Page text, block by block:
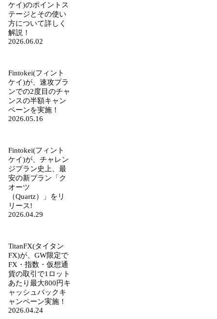
ケイ)のポイントス
テージとその使い
方について詳しく
解説！
2026.06.02
Fintokei(フィント
ケイ)が、速攻プラ
ンでの2度目のチャ
ンスの半額キャン
ペーンを実施！
2026.05.16
Fintokei(フィント
ケイ)が、チャレン
ジプラン史上、最
安の新プラン「ク
オーツ
（Quartz）」をリ
リース!
2026.04.29
TitanFX(タイタン
FX)が、GW限定で
FX・指数・仮想通
貨の取引で1ロット
あたり最大800円キ
ャッシュバックキ
ャンペーン実施！
2026.04.24